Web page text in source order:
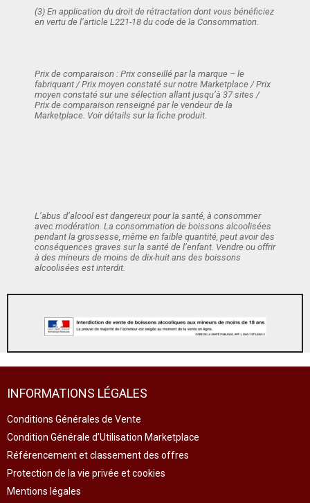
(3) En application du droit de rétractation dont vous bénéficiez
en vertu de l’article L221-18 du code de la Consommation.
Prix de comparaison : Prix conseillé par la marque – le
fabriquant / Prix moyen constaté sur notre Marketplace / Prix
moyen constaté sur une sélection allant jusqu’à 37 sites /
Prix de comparaison renseigné par le vendeur de la
Marketplace. Voir détails sur la fiche produit.
L’abus d’alcool est dangereux pour la santé, à consommer
avec modération. La consommation de boissons alcoolisées
pendant la grossesse, même en faible quantité, peut avoir des
conséquences graves sur la santé de l’enfant. Vendre ou offrir
à des mineurs de moins de dix-huit ans des boissons
alcoolisées est interdit.
INFORMATIONS LÉGALES
Conditions Générales de Vente
Condition Générale d’Utilisation Marketplace
Référencement et classement des offres
Protection de la vie privée et cookies
Mentions légales